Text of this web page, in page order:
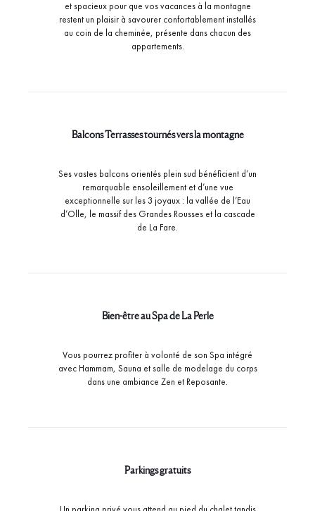
et spacieux pour que vos vacances à la montagne
restent un plaisir à savourer confortablement installés
au coin de la cheminée, présente dans chacun des
appartements.
Balcons Terrasses tournés vers la montagne
Ses vastes balcons orientés plein sud bénéficient d’un
remarquable ensoleillement et d’une vue
exceptionnelle sur les 3 joyaux : la vallée de l’Eau
d’Olle, le massif des Grandes Rousses et la cascade
de La Fare.
Bien-être au Spa de La Perle
Vous pourrez profiter à volonté de son Spa intégré
avec Hammam, Sauna et salle de modelage du corps
dans une ambiance Zen et Reposante.
Parkings gratuits